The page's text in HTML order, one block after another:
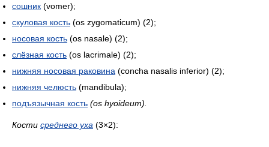
сошник (vomer);
скуловая кость (os zygomaticum) (2);
носовая кость (os nasale) (2);
слёзная кость (os lacrimale) (2);
нижняя носовая раковина (concha nasalis inferior) (2);
нижняя челюсть (mandibula);
подъязычная кость (os hyoideum).
Кости среднего уха (3×2):